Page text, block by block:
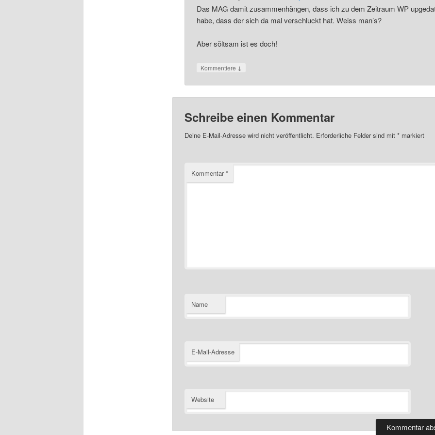
Das MAG damit zusammenhängen, dass ich zu dem Zeitraum WP
habe, dass der sich da mal verschluckt hat. Weiss man’s?
Aber söltsam ist es doch!
Kommentiere ↓
Schreibe einen Kommentar
Deine E-Mail-Adresse wird nicht veröffentlicht. Erforderliche Felder sind mit *markiert
Kommentar*
Name
E-Mail-Adresse
Website